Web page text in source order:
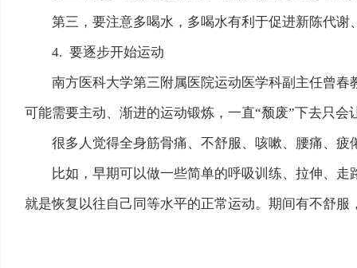
第三，要注意多喝水，多喝水有利于促进新陈代
4. 要逐步开始运动
南方医科大学第三附属医院运动医学科副主任曾
可能需要主动、渐进的运动锻炼，一直“颓废”下去只
很多人觉得全身筋骨痛、不舒服、咳嗽、腰痛、
比如，早期可以做一些简单的呼吸训练、拉伸、
就是恢复以往自己同等水平的正常运动。期间有不舒